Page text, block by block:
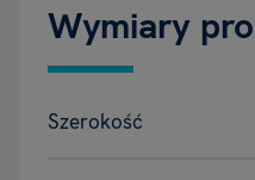
Wymiary
Szerokość